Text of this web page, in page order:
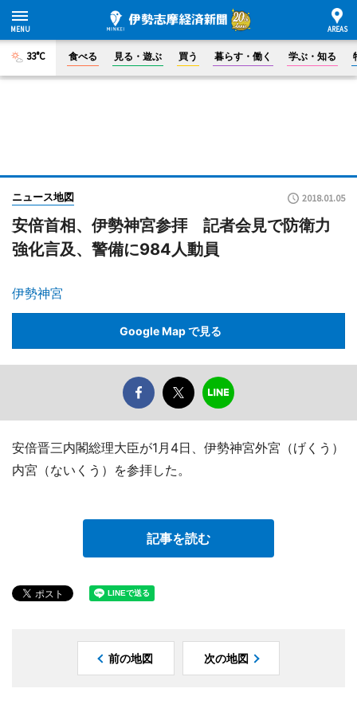
33°C 食べる 見る・遊ぶ 買う 暮らす・働く 学ぶ・知る
ニュース地図 2018.01.05
安倍首相、伊勢神宮参拝 記者会見で防衛力
強化言及、警備に984人動員
伊勢神宮
Google Map で見る
安倍晋三内閣総理大臣が1月4日、伊勢神宮外宮（げくう）
内宮（ないくう）を参拝した。
記事を読む
前の地図 次の地図